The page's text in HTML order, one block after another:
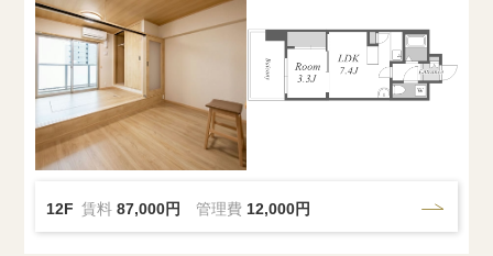
12F 賃料87,000円 管理費 12,000円